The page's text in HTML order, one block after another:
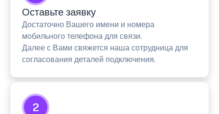
Оставьте заявку
Достаточно Вашего имени и номера
мобильного телефона для связи.
Далее с Вами свяжется наша сотрудница для
согласования деталей подключения.
2